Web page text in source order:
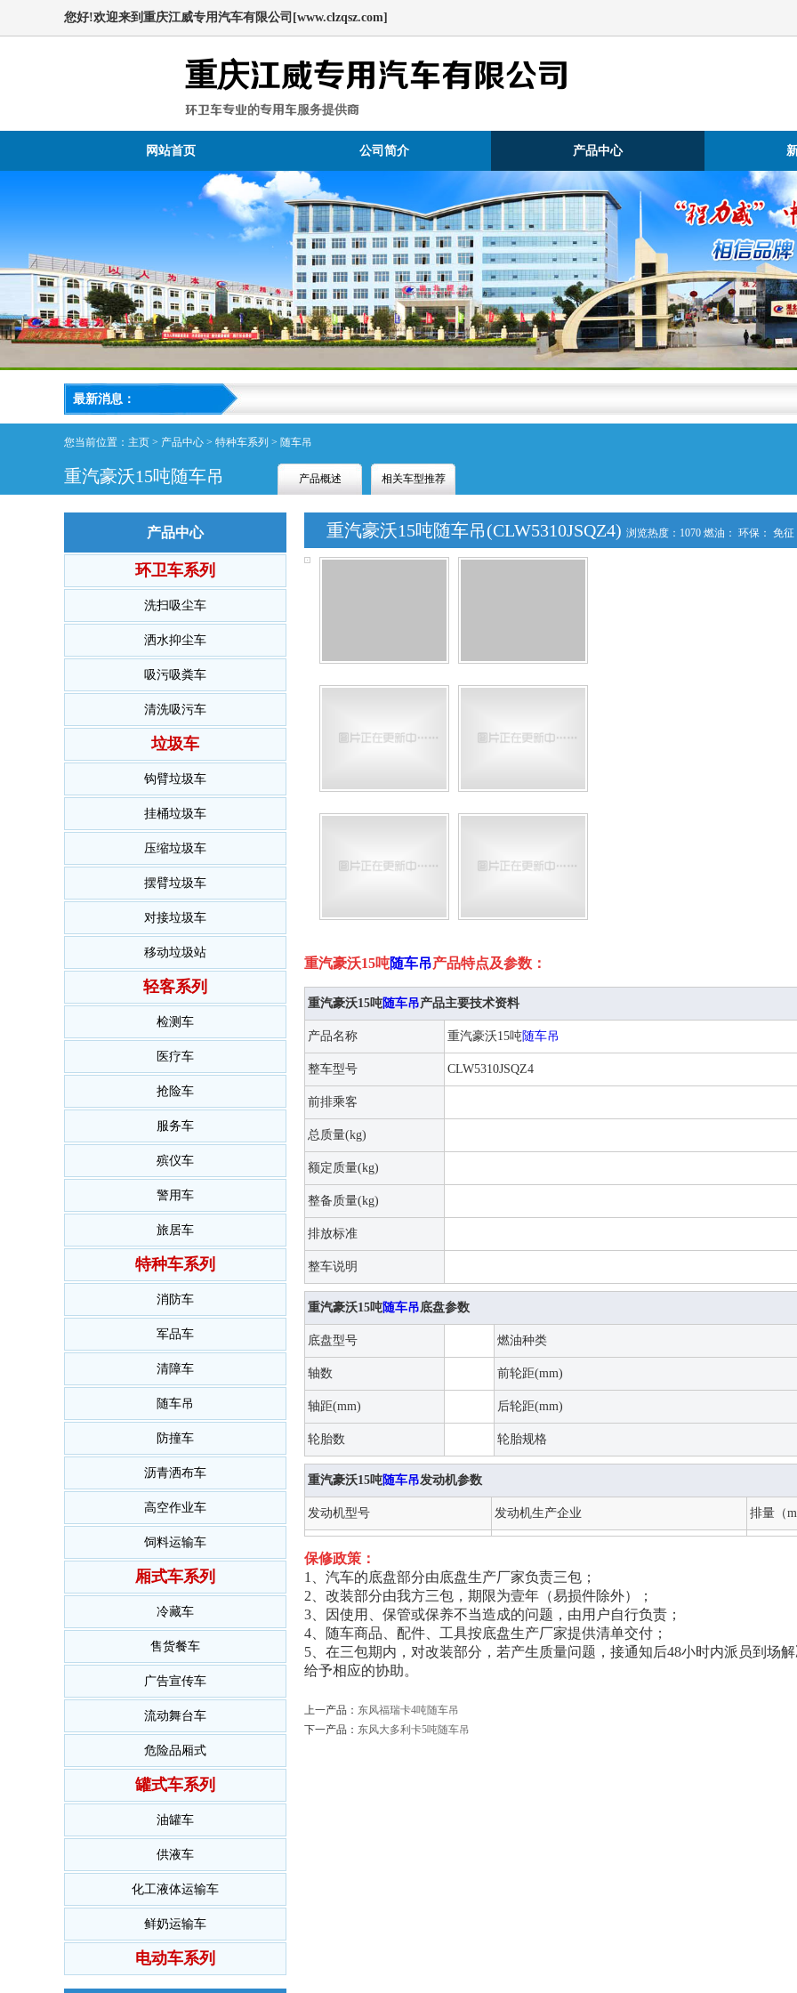
您好!欢迎来到重庆江威专用汽车有限公司[www.clzqsz.com]
重庆江威专用汽车有限公司
环卫车专业的专用车服务提供商
网站首页 公司简介 产品中心
最新消息：
您当前位置： 主页 > 产品中心 > 特种车系列 > 随车吊
重汽豪沃15吨随车吊 产品概述
产品概述
相关车型推荐
相关车型推荐
产品中心
环卫车系列
洗扫吸尘车
洒水抑尘车
吸污吸粪车
清洗吸污车
垃圾车
钩臂垃圾车
挂桶垃圾车
压缩垃圾车
摆臂垃圾车
对接垃圾车
移动垃圾站
轻客系列
检测车
医疗车
抢险车
服务车
殡仪车
警用车
旅居车
特种车系列
消防车
军品车
清障车
随车吊
防撞车
沥青洒布车
高空作业车
饲料运输车
厢式车系列
冷藏车
售货餐车
广告宣传车
流动舞台车
危险品厢式
罐式车系列
油罐车
供液车
化工液体运输车
鲜奶运输车
电动车系列
重汽豪沃15吨随车吊(CLW5310JSQZ4) 浏览热度： 1070 燃油： 环保： 免征
重汽豪沃15吨随车吊产品特点及参数：
重汽豪沃15吨随车吊产品主要技术资料
产品名称 重汽豪沃15吨随车吊
整车型号 CLW5310JSQZ4
前排乘客
总质量(kg)
额定质量(kg)
整备质量(kg)
排放标准
整车说明
重汽豪沃15吨随车吊底盘参数
底盘型号 燃油种类
轴数 前轮距(mm)
轴距(mm) 后轮距(mm)
轮胎数 轮胎规格
重汽豪沃15吨随车吊发动机参数
发动机型号 发动机生产企业 排量（
保修政策：
1、汽车的底盘部分由底盘生产厂家负责三包；
2、改装部分由我方三包，期限为壹年（易损件除外）；
3、因使用、保管或保养不当造成的问题，由用户自行负责；
4、随车商品、配件、工具按底盘生产厂家提供清单交付；
5、在三包期内，对改装部分，若产生质量问题，接通知后48小时内派员到场
给予相应的协助。
上一产品： 东风福瑞卡4吨随车吊
下一产品： 东风大多利卡5吨随车吊